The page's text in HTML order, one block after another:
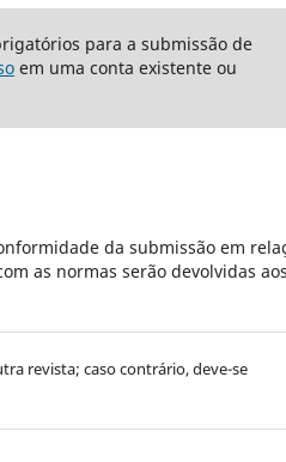
para a submissão de
em uma conta existente ou
da submissão em
as normas serão devolvidas aos
revista; caso contrário, deve-se